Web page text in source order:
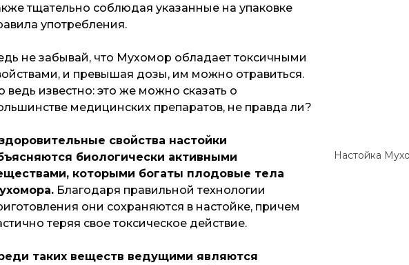
тщательно соблюдая указанные на упаковке
употребления.
не забывай, что Мухомор обладает токсичными
и превышая дозы, им можно отравиться.
ведь известно: это же можно сказать о
медицинских препаратов, не правда ли?
свойства настойки
биологически активными
которыми богаты плодовые тела
Благодаря правильной технологии
они сохраняются в настойке, причем
теряя свое токсическое действие.
таких веществ ведущими являются
Настойка